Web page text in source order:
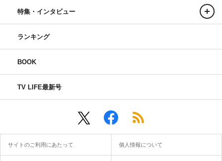
特集・インタビュー
ランキング
BOOK
TV LIFE最新号
サイトのご利用にあたって 個人情報について